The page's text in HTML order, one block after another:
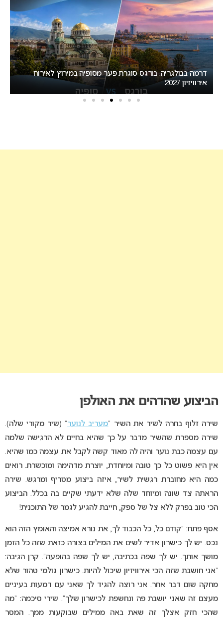
מאכזב: העיר המארחת של אירוויזיון 2027 לא תוכרז היום
הביצוע שהדהים את האולפן
שירה זלוף בחרה לשיר את השיר “ מעריב לנוער” (שיר מקורי שלה).
שירה מספרת שהשיר מדבר על כך שהיא בחיים לא הרגישה שלמה
עם עצמה כבת נוער והיה לה מאוד קשה לקבל את עצמה כמו שהיא.
אין היא פשוט כל כך טובה ומיוחדת, יוצרת מדהימה ומוכשרת. רואים
כמה היא מחוברת רגשית לשיר, איזה ביצוע מטריף ומרגש. שירה
הראתה צד שונה ומיוחד שלה שלא ידעתי שקיים בה בכלל. הביצוע
הכי טוב בפרק ללא צל של ספק, חייבת להגיע לגמר של התוכנית!
אסף פתח: “קודם כל, כל הכבוד לך, את נורא אמיצה והאומץ הזה הוא
נכס. יש לך כישרון אדיר לשים את המילים בצורה כזאת שזה כל הזמן
מושך אותך. יש לך שפה בכתיבה, יש לך שפה בהופעה”. קרן הגיבה:
“אני חושבת שזה הכי אירוויזיון שיכול להיות. כישרון גולמי טהור שלא
מחקה שום דבר אחר. אני רוצה להגיד לך שאני עם דמעות בעיניים
מעצם זה שאני יושבת פה ונחשפת לכישרון שלך”. שירי סיכמה: “מה
שהכי חזק אצלך זה שאת באה ממילים שבוקעות ממך. המסר